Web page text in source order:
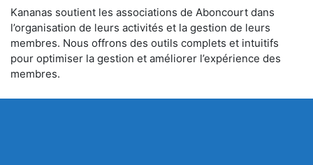
Kananas soutient les associations de Aboncourt dans
l’organisation de leurs activités et la gestion de leurs
membres. Nous offrons des outils complets et intuitifs
pour optimiser la gestion et améliorer l’expérience des
membres.